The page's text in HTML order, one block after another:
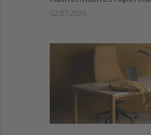
02.07.2026